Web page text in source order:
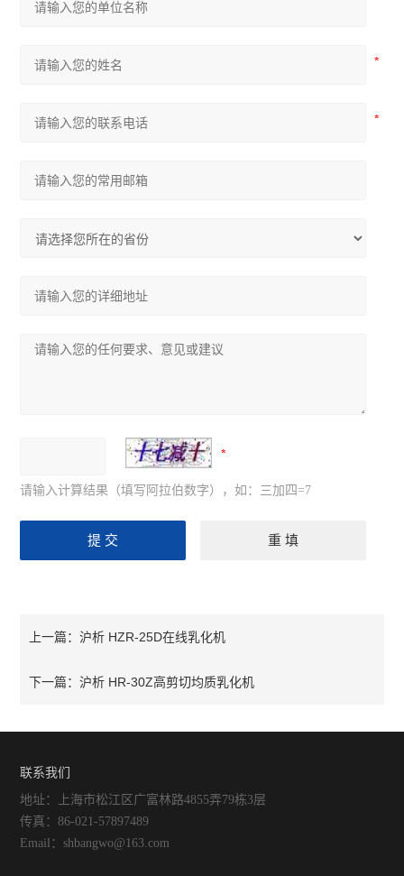
呼气式酒精测试仪
气体在线监测仪
四气体检测仪
氯气检测仪
臭氧检测仪
食用油过氧化值速测试纸
请输入计算结果（填写阿拉伯数字），如：三加四=7
上一篇：沪析 HZR-25D在线乳化机
下一篇：沪析 HR-30Z高剪切均质乳化机
联系我们
地址：上海市松江区广富林路4855弄79栋3层
传真：86-021-57897489
Email：shbangwo@163.com